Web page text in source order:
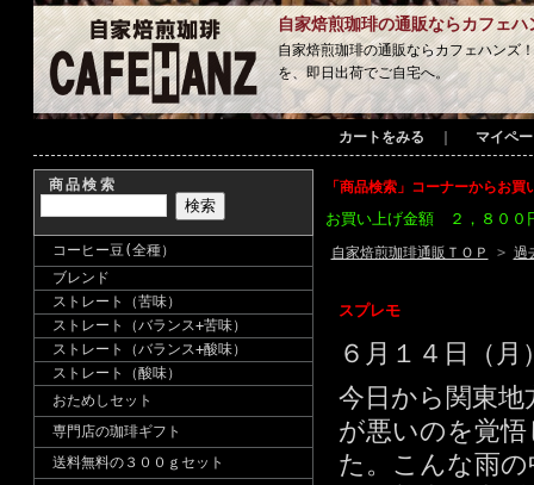
自家焙煎珈琲の通販ならカフェハ
自家焙煎珈琲の通販ならカフェハンズ
を、即日出荷でご自宅へ。
カートをみる マイペ
商品検索
コーヒー豆(全種）
ブレンド
ストレート（苦味）
ストレート（バランス+苦味）
ストレート（バランス+酸味）
ストレート（酸味）
おためしセット
専門店の珈琲ギフト
送料無料の３００ｇセット
「商品検索」コーナーからお買
お買い上げ金額 ２，８００
自家焙煎珈琲通販ＴＯＰ > 過
スプレモ
６月１４日（月
今日から関東
が悪いのを覚
た。こんな雨